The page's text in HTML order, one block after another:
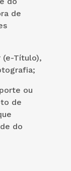
de
Título),
ou
de
do